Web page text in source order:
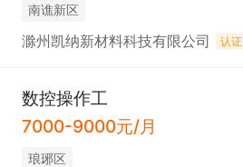
南谯新区
滁州凯纳新材料科技有限公司 认证
数控操作工
7000-9000元/月
琅琊区